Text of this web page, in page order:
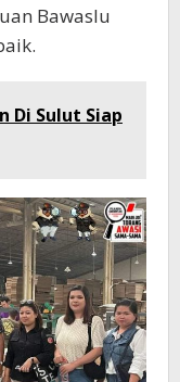
Bawaslu
Di Sulut Siap